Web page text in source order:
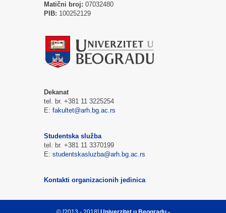
Matični broj: 07032480
PIB: 100252129
Dekanat
tel. br. +381 11 3225254
E: fakultet@arh.bg.ac.rs
Studentska služba
tel. br. +381 11 3370199
E: studentskasluzba@arh.bg.ac.rs
Kontakti organizacionih jedinica